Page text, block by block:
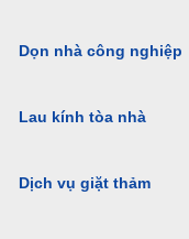
Dọn nhà công nghiệp
Lau kính tòa nhà
Dịch vụ giặt thảm